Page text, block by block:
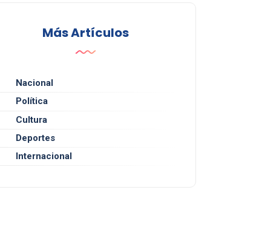
Más Artículos
Nacional
Política
Cultura
Deportes
Internacional